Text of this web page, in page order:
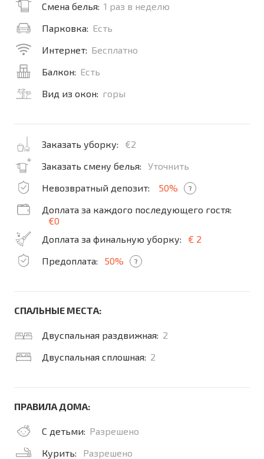
Смена белья: 1 раз в неделю
Парковка: Есть
Интернет: Бесплатно
Балкон: Есть
Вид из окон: горы
Заказать уборку:
€2
Заказать смену белья:
Уточнить
Невозвратный депозит:
50% ?
Доплата за каждого последующего гостя:
€0
Доплата за финальную уборку:
€ 2
Предоплата:
50% ?
СПАЛЬНЫЕ МЕСТА:
Двуспальная раздвижная: 2
Двуспальная сплошная: 2
ПРАВИЛА ДОМА:
С детьми: Разрешено
Курить:
Разрешено